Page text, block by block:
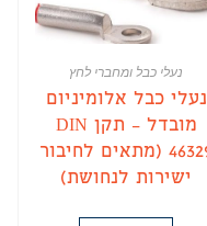
נעלי כבל ומחברי לחץ
נעלי כבל אלומיניום
מובדל – תקן DIN
46329 (מתאים לחיבור
ישירות לנחושת)